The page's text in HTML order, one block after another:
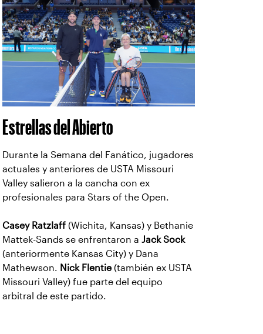
Estrellas del Abierto
Durante la Semana del Fanático, jugadores
actuales y anteriores de USTA Missouri
Valley salieron a la cancha con ex
profesionales para Stars of the Open.
Casey Ratzlaff(Wichita, Kansas) y Bethanie
Mattek-Sands se enfrentaron a
(anteriormente Kansas City) y Dana
Mathewson.
Nick Flentie
(también ex USTA
Missouri Valley) fue parte del equipo
arbitral de este partido.
Lanzamiento de moneda para el
partido de Anisimova - Osaka
El 4 de